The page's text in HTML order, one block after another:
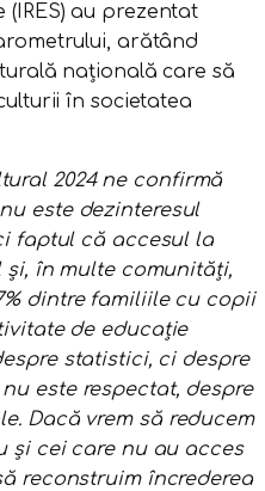
au prezentat
arătând
națională care să
în societatea
2024 ne confirmă
este dezinteresul
faptul că accesul la
în multe comunități,
dintre familiile cu copii
de educație
statistici, ci despre
este respectat, despre
Dacă vrem să reducem
și cei care nu au acces
reconstruim încrederea